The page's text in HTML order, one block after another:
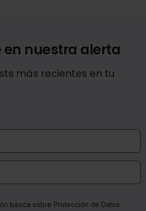
en nuestra alerta
más recientes en tu
básica sobre Protección de Datos